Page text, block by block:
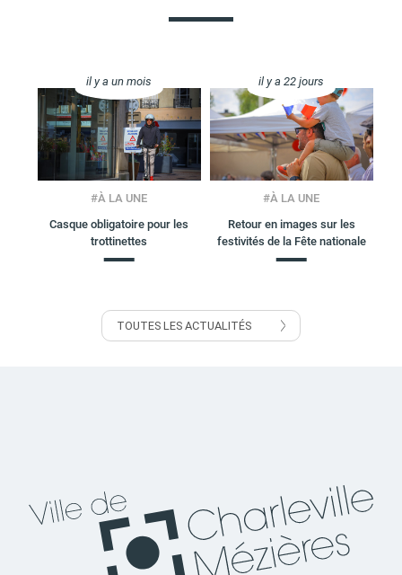
il y a un mois
#À LA UNE
Casque obligatoire pour les
trottinettes
il y a 22 jours
#À LA UNE
Retour en images sur les
festivités de la Fête nationale
TOUTES LES ACTUALITÉS